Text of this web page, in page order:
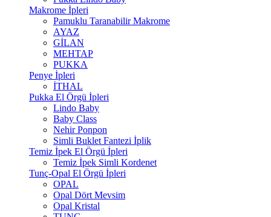
Makrome İpleri
Pamuklu Taranabilir Makrome
AYAZ
GİLAN
MEHTAP
PUKKA
Penye İpleri
İTHAL
Pukka El Örgü İpleri
Lindo Baby
Baby Class
Nehir Ponpon
Simli Buklet Fantezi İplik
Temiz İpek El Örgü İpleri
Temiz İpek Simli Kordenet
Tunç-Opal El Örgü İpleri
OPAL
Opal Dört Mevsim
Opal Kristal